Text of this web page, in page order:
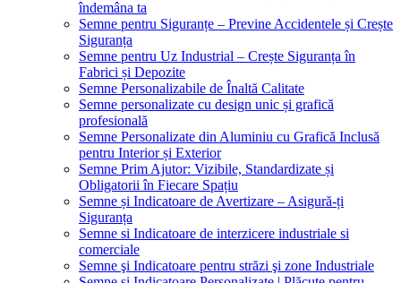
îndemâna ta
Semne pentru Siguranțe – Previne Accidentele și Crește
Siguranța
Semne pentru Uz Industrial – Crește Siguranța în
Fabrici și Depozite
Semne Personalizabile de Înaltă Calitate
Semne personalizate cu design unic și grafică
profesională
Semne Personalizate din Aluminiu cu Grafică Inclusă
pentru Interior și Exterior
Semne Prim Ajutor: Vizibile, Standardizate și
Obligatorii în Fiecare Spațiu
Semne și Indicatoare de Avertizare – Asigură-ți
Siguranța
Semne si Indicatoare de interzicere industriale si
comerciale
Semne şi Indicatoare pentru străzi şi zone Industriale